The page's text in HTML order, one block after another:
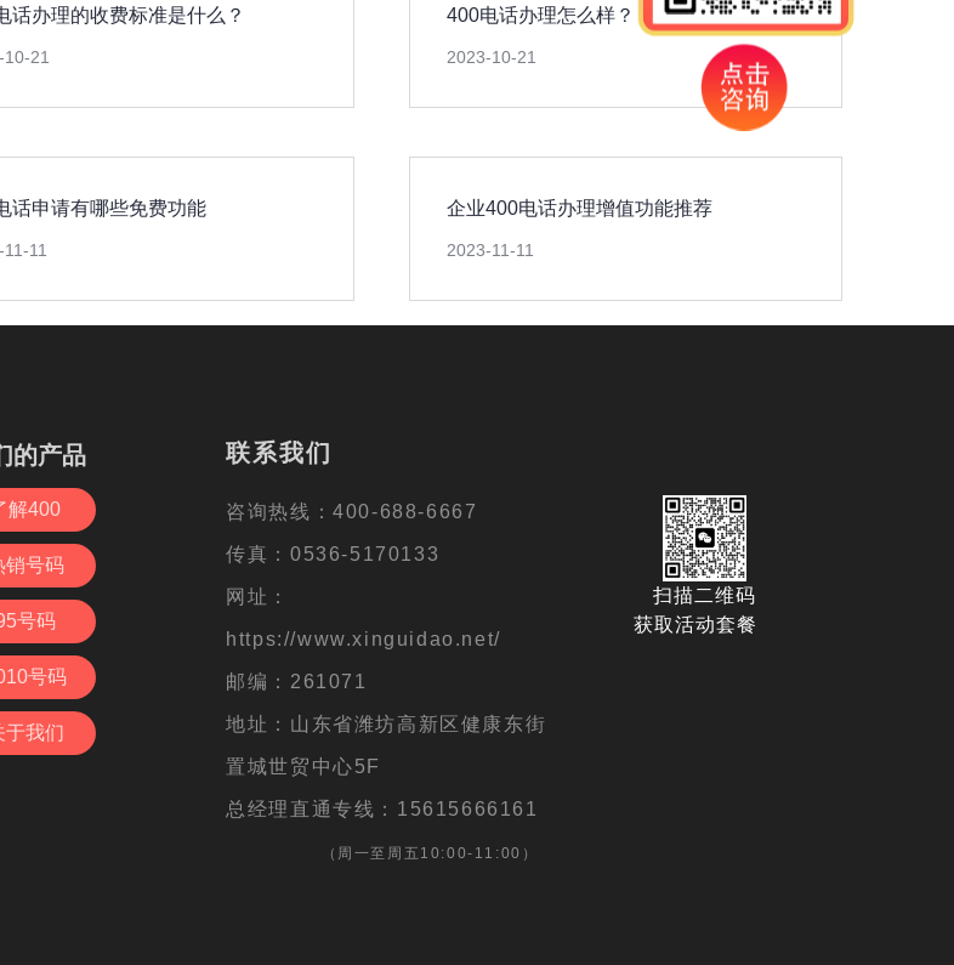
话办理的收费标准是什么？
21
400电话办理怎么样？
2023-10-21
话申请有哪些免费功能
11
企业400电话办理增值功能推荐
2023-11-11
备案号：鲁ICP备16006621号-5
联系我们
咨询热线：400-688-6667
传真：0536-5170133
网址：https://www.xgd400.cn/
邮编：261071
地址：潍坊高新区健康东街6888
总经理直通专线：15615666161
（周一至周五10:00-11:00）
的产品
解400
销号码
号码
号码
于我们
联系我们
咨询热线：400-688-6667
传真：0536-5170133
网址：
https://www.xinguidao.net/
邮编：261071
地址：山东省潍坊高新区健康东街
置城世贸中心5F
总经理直通专线：15615666161
（周一至周五10:00-11:00）
扫描二维码
获取活动套餐